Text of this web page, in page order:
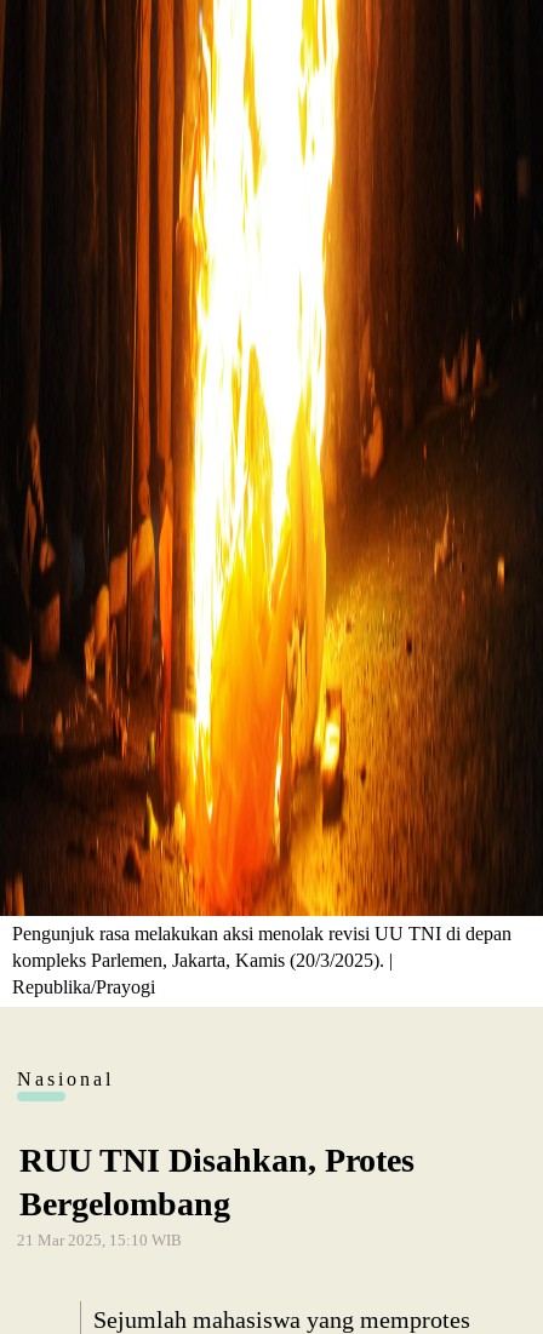
Pengunjuk rasa melakukan aksi menolak revisi UU TNI di depan
kompleks Parlemen, Jakarta, Kamis (20/3/2025). |
Republika/Prayogi
Nasional
RUU TNI Disahkan, Protes
Bergelombang
21 Mar 2025, 15:10 WIB
Sejumlah mahasiswa yang memprotes